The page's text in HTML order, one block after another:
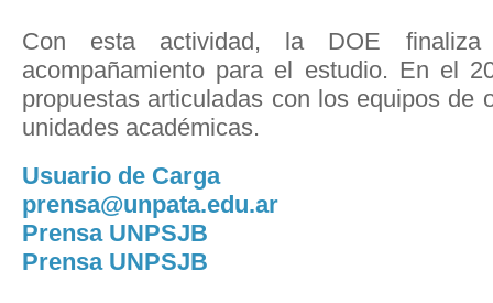
Con esta actividad, la DOE
acompañamiento para el estudio. En el
propuestas articuladas con los equipos de
unidades académicas.
Usuario de Carga
prensa@unpata.edu.ar
Prensa UNPSJB
Prensa UNPSJB